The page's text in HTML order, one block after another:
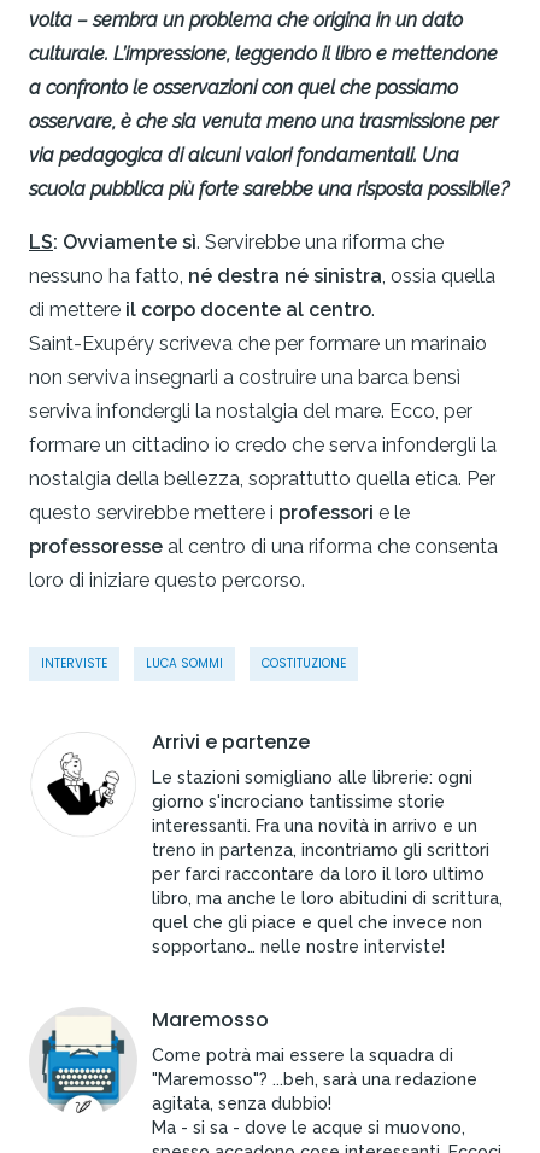
INTERVISTE LUCA SOMMI COSTITUZIONE
Arrivi e partenze
Le stazioni somigliano alle librerie: ogni
giorno s'incrociano tantissime storie
interessanti. Fra una novità in arrivo e un
treno in partenza, incontriamo gli scrittori
per farci raccontare da loro il loro ultimo
libro, ma anche le loro abitudini di scrittura,
quel che gli piace e quel che invece non
sopportano… nelle nostre interviste!
Maremosso
Come potrà mai essere la squadra di
"Maremosso"? ...beh, sarà una redazione
agitata, senza dubbio!
Ma - si sa - dove le acque si muovono,
volta – sembra un problema che origina in un dato
culturale. L’impressione, leggendo il libro e mettendone
a confronto le osservazioni con quel che possiamo
osservare, è che sia venuta meno una trasmissione per
via pedagogica di alcuni valori fondamentali. Una
scuola pubblica più forte sarebbe una risposta possibile?
LS: Ovviamente sì. Servirebbe una riforma che
nessuno ha fatto, né destra né sinistra, ossia quella
di mettere il corpo docente al centro.
Saint-Exupéry scriveva che per formare un marinaio
non serviva insegnarli a costruire una barca bensì
serviva infondergli la nostalgia del mare. Ecco, per
formare un cittadino io credo che serva infondergli la
nostalgia della bellezza, soprattutto quella etica. Per
questo servirebbe mettere i professori e le
professoresse al centro di una riforma che consenta
loro di iniziare questo percorso.